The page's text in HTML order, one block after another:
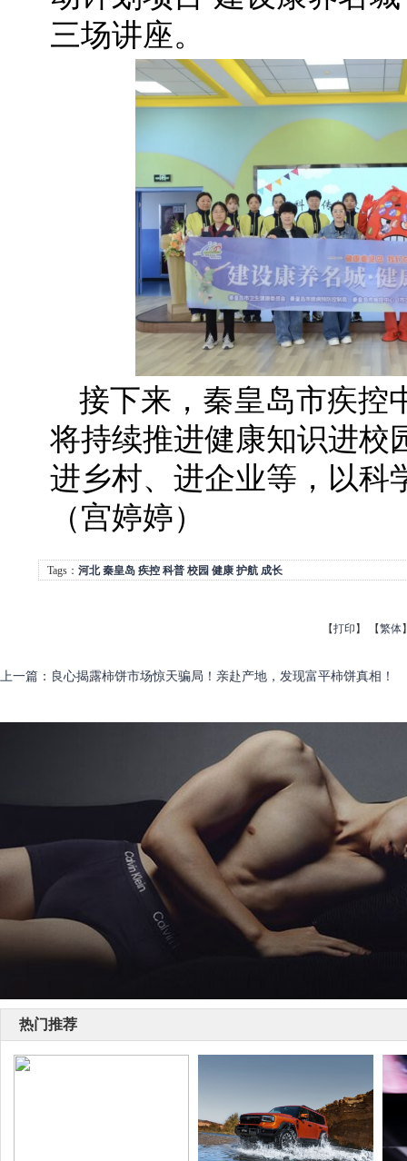
三场讲座。
接下来，秦皇岛市疾控
将持续推进健康知识进校
进乡村、进企业等，以科
（宫婷婷）
Tags： 河北 秦皇岛 疾控 科普 校园 健康 护航 成长
【打印 】 【繁体
上一篇 ： 良心揭露柿饼市场惊天骗局！亲赴产地，发现富平柿饼真相！
热门推荐